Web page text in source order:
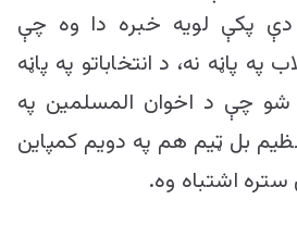
دې پکې لویه خبره دا وه چې
په پاڼه نه، د انتخاباتو په پاڼه
چې د اخوان المسلمین په
بل ټیم هم په دویم کمپاین
ستره اشتباه وه.